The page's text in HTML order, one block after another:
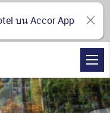
บน Accor App